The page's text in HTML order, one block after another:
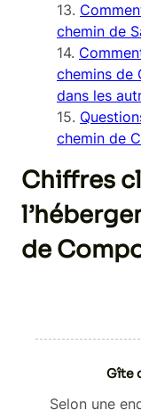
chemin de
chemins de
dans les
chemin de
Chiffres
de
Gîte
Selon une